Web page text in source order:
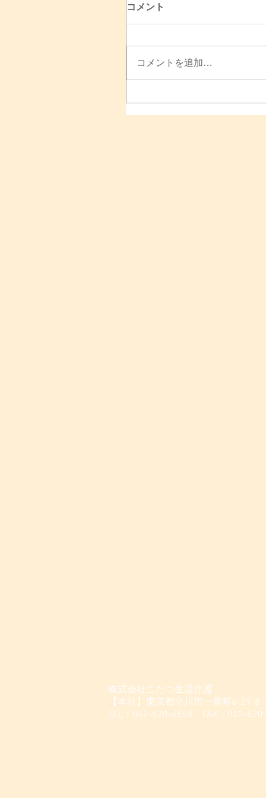
コメント
コメントを追加…
株式会社こたつ生活介護
【本社】東京都立川市一番町6-29-8
TEL：042-520-6588 FAX：042-